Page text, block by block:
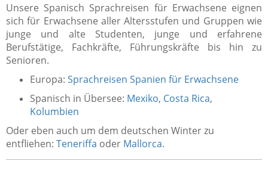
Unsere Spanisch Sprachreisen für Erwachsene eignen
sich für Erwachsene aller Altersstufen und Gruppen wie
junge und alte Studenten, junge und erfahrene
Berufstätige, Fachkräfte, Führungskräfte bis hin zu
Senioren.
Europa: Sprachreisen Spanien für Erwachsene
Spanisch in Übersee: Mexiko, Costa Rica,
Kolumbien
Oder eben auch um dem deutschen Winter zu
entfliehen: Teneriffa oder Mallorca.